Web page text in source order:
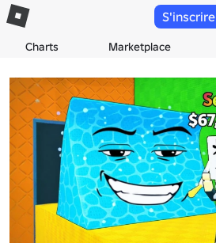
Charts Marketplace
S'inscrire